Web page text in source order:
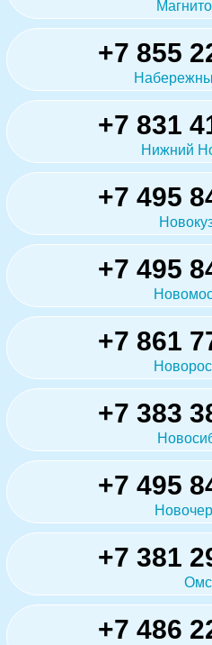
+7 855
+7 831
Нижний
+7 495
+7 495
+7 861
+7 383
+7 495
+7 381
+7 486